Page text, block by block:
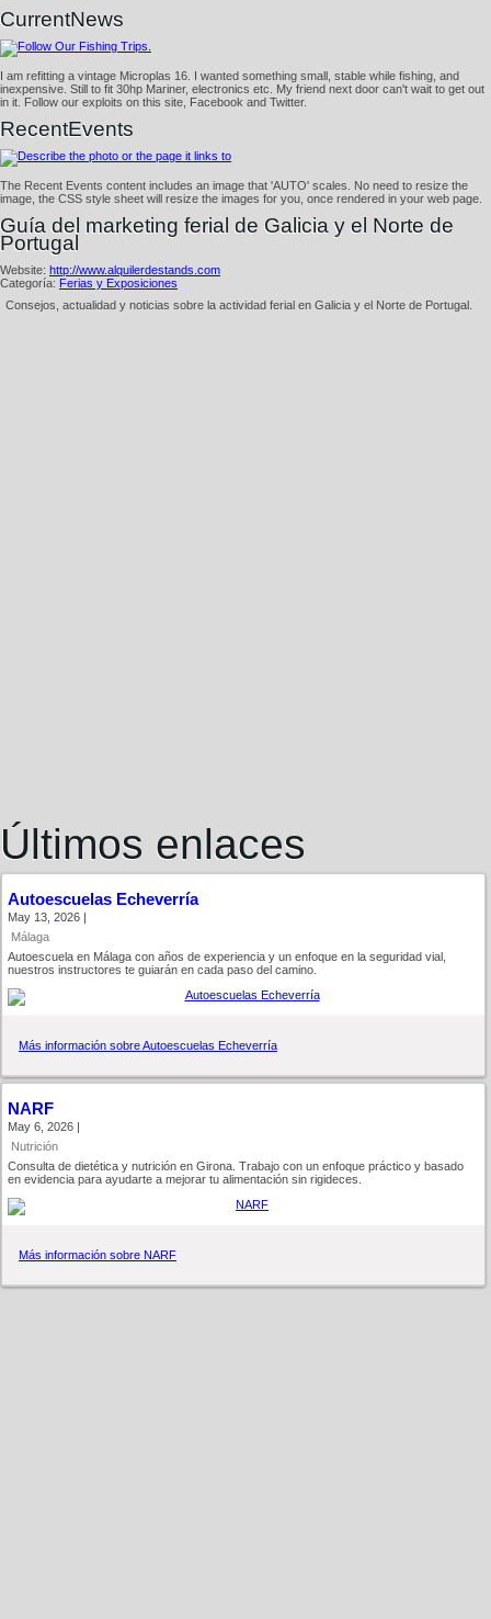
CurrentNews
I am refitting a vintage Microplas 16. I wanted something small, stable while fishing, and
inexpensive. Still to fit 30hp Mariner, electronics etc. My friend next door can't wait to get out
in it. Follow our exploits on this site, Facebook and Twitter.
RecentEvents
The Recent Events content includes an image that 'AUTO' scales. No need to resize the
image, the CSS style sheet will resize the images for you, once rendered in your web page.
Guí­a del marketing ferial de Galicia y el Norte de
Portugal
Website: http://www.alquilerdestands.com
Categoría: Ferias y Exposiciones
Consejos, actualidad y noticias sobre la actividad ferial en Galicia y el Norte de Portugal.
Últimos enlaces
Autoescuelas Echeverría
May 13, 2026 |
Málaga
Autoescuela en Málaga con años de experiencia y un enfoque en la seguridad vial,
nuestros instructores te guiarán en cada paso del camino.
Más información sobre Autoescuelas Echeverría
NARF
May 6, 2026 |
Nutrición
Consulta de dietética y nutrición en Girona. Trabajo con un enfoque práctico y basado
en evidencia para ayudarte a mejorar tu alimentación sin rigideces.
Más información sobre NARF